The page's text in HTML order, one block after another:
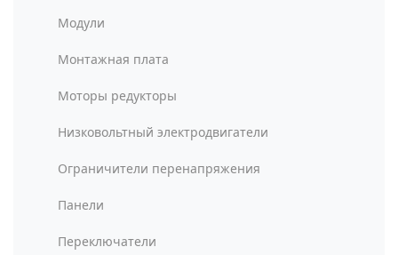
Модули
Монтажная плата
Моторы редукторы
Низковольтный электродвигатели
Ограничители перенапряжения
Панели
Переключатели